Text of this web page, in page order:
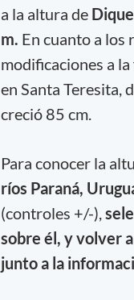
a la altura de
m. En cuanto a los
modificaciones a la
en Santa Teresita,
creció 85 cm.
Para conocer la
ríos Paraná,
(controles +/-),
sobre él, y volver
junto a la